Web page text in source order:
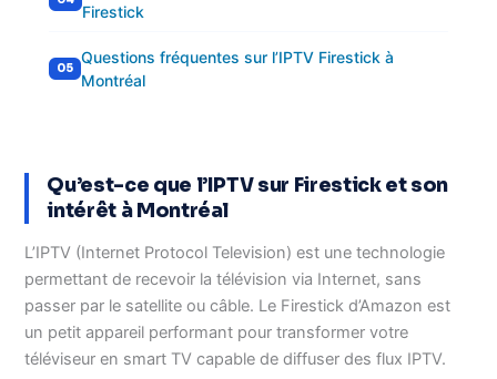
Firestick
Questions fréquentes sur l’IPTV Firestick à
Montréal
Qu’est-ce que l’IPTV sur Firestick et son
intérêt à Montréal
L’IPTV (Internet Protocol Television) est une technologie
permettant de recevoir la télévision via Internet, sans
passer par le satellite ou câble. Le Firestick d’Amazon est
un petit appareil performant pour transformer votre
téléviseur en smart TV capable de diffuser des flux IPTV.